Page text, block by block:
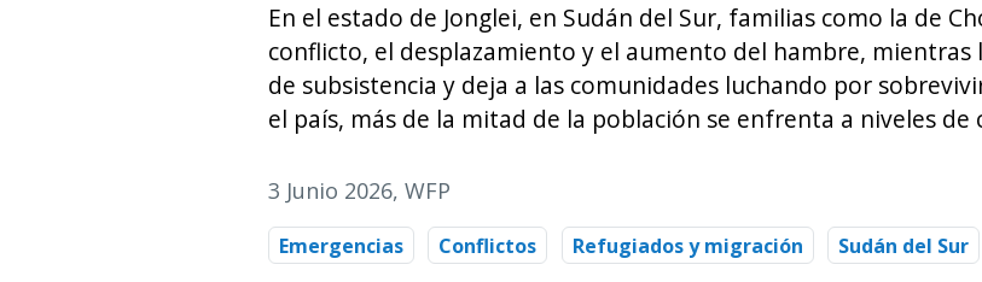
En el estado de Jonglei, en Sudán del Sur, familias como la de
conflicto, el desplazamiento y el aumento del hambre, mientras
de subsistencia y deja a las comunidades luchando por
el país, más de la mitad de la población se enfrenta a niveles de
3 Junio 2026, WFP
Emergencias Conflictos Refugiados y migración Sudán del Sur